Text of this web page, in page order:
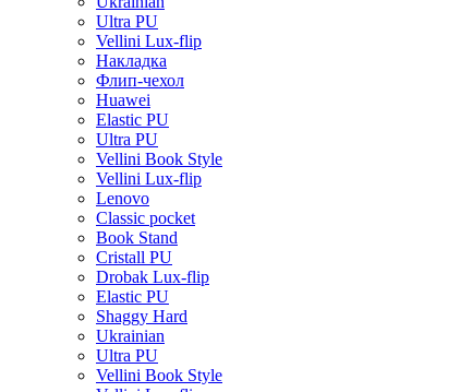
Ultra PU
Vellini Lux-flip
Накладка
Флип-чехол
Huawei
Elastic PU
Ultra PU
Vellini Book Style
Vellini Lux-flip
Lenovo
Classic pocket
Book Stand
Cristall PU
Drobak Lux-flip
Elastic PU
Shaggy Hard
Ukrainian
Ultra PU
Vellini Book Style